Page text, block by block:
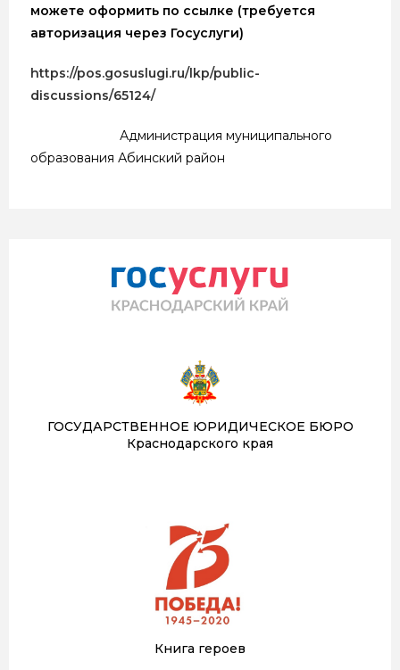
можете оформить по ссылке (требуется
авторизация через Госуслуги)
https://pos.gosuslugi.ru/lkp/public-
discussions/65124/
Администрация муниципального
образования Абинский район
ГОСУДАРСТВЕННОЕ ЮРИДИЧЕСКОЕ БЮРО
Краснодарского края
Книга героев